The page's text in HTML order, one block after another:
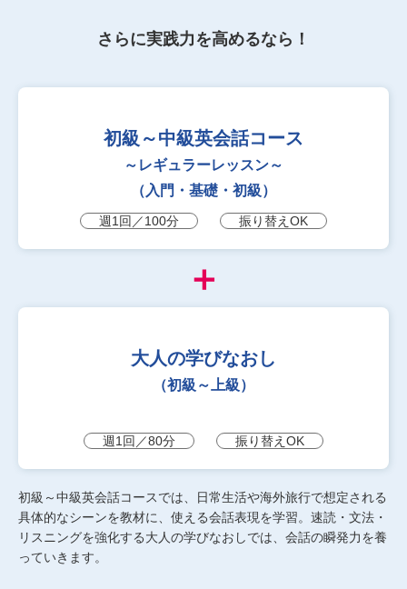
さらに実践力を高めるなら！
初級～中級英会話コース
～レギュラーレッスン～
（入門・基礎・初級）
週1回／100分 振り替えOK
＋
大人の学びなおし
（初級～上級）
週1回／80分 振り替えOK
初級～中級英会話コースでは、日常生活や海外旅行で想定される
具体的なシーンを教材に、使える会話表現を学習。速読・文法・
リスニングを強化する大人の学びなおしでは、会話の瞬発力を養
っていきます。